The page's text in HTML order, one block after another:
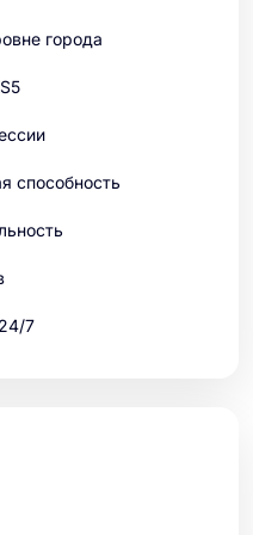
города
способность
7